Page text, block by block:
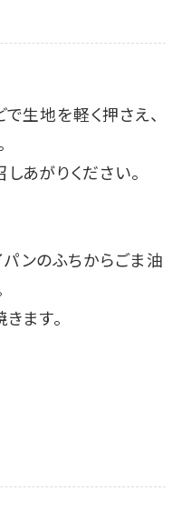
生地を軽く押さえ、
あがりください。
ンのふちからごま油
ます。